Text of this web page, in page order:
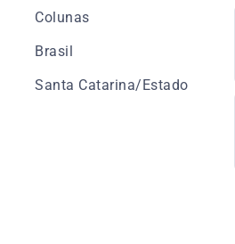
Colunas
Brasil
Santa Catarina/Estado